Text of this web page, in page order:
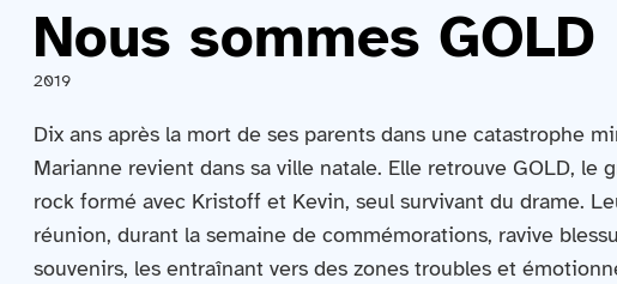
Nous sommes GOLD
2019
Dix ans après la mort de ses parents dans une catastrophe
Marianne revient dans sa ville natale. Elle retrouve GOLD, le
rock formé avec Kristoff et Kevin, seul survivant du drame.
réunion, durant la semaine de commémorations, ravive
souvenirs, les entraînant vers des zones troubles et